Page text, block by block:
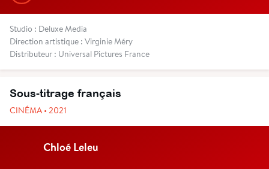
Studio : Deluxe Media
Direction artistique : Virginie Méry
Distributeur : Universal Pictures France
Sous-titrage français
CINÉMA • 2021
Chloé Leleu